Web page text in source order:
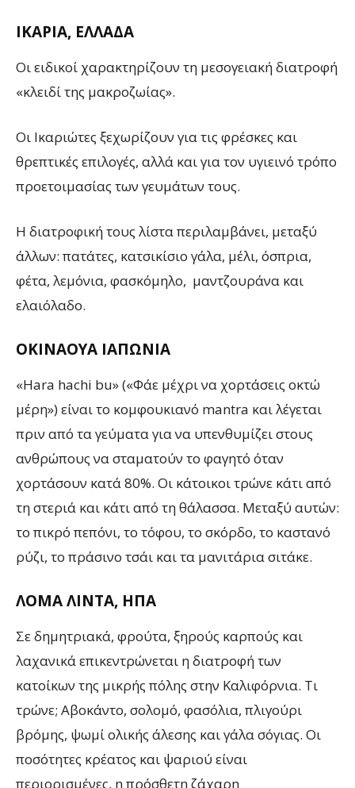
ΙΚΑΡΙΑ, ΕΛΛΑΔΑ
Οι ειδικοί χαρακτηρίζουν τη μεσογειακή διατροφή
«κλειδί της μακροζωίας».
Οι Ικαριώτες ξεχωρίζουν για τις φρέσκες και
θρεπτικές επιλογές, αλλά και για τον υγιεινό τρόπο
προετοιμασίας των γευμάτων τους.
Η διατροφική τους λίστα περιλαμβάνει, μεταξύ
άλλων: πατάτες, κατσικίσιο γάλα, μέλι, όσπρια,
φέτα, λεμόνια, φασκόμηλο, μαντζουράνα και
ελαιόλαδο.
ΟΚΙΝΑΟΥΑ ΙΑΠΩΝΙΑ
«Hara hachi bu» («Φάε μέχρι να χορτάσεις οκτώ
μέρη») είναι το κομφουκιανό mantra και λέγεται
πριν από τα γεύματα για να υπενθυμίζει στους
ανθρώπους να σταματούν το φαγητό όταν
χορτάσουν κατά 80%. Οι κάτοικοι τρώνε κάτι από
τη στεριά και κάτι από τη θάλασσα. Μεταξύ αυτών:
το πικρό πεπόνι, το τόφου, το σκόρδο, το καστανό
ρύζι, το πράσινο τσάι και τα μανιτάρια σιτάκε.
ΛΟΜΑ ΛΙΝΤΑ, ΗΠΑ
Σε δημητριακά, φρούτα, ξηρούς καρπούς και
λαχανικά επικεντρώνεται η διατροφή των
κατοίκων της μικρής πόλης στην Καλιφόρνια. Τι
τρώνε; Αβοκάντο, σολομό, φασόλια, πλιγούρι
βρόμης, ψωμί ολικής άλεσης και γάλα σόγιας. Οι
ποσότητες κρέατος και ψαριού είναι
περιορισμένες, η πρόσθετη ζάχαρη